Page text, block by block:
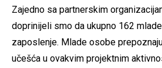
Zajedno sa partnerskim
doprinijeli smo da ukupno 162
zaposlenje. Mlade osobe
učešća u ovakvim projektnim